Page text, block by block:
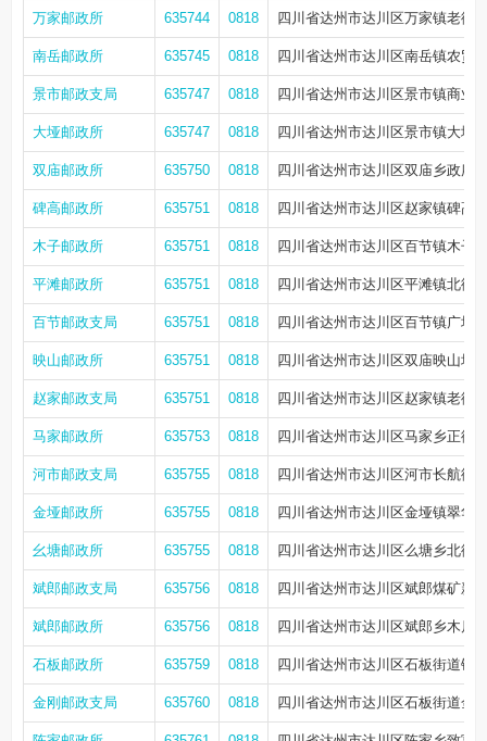
万家邮政所 635744 0818 四川省达州市达川区万家镇老街2
南岳邮政所 635745 0818 四川省达州市达川区南岳镇农贸
景市邮政支局 635747 0818 四川省达州市达川区景市镇商业
大垭邮政所 635747 0818 四川省达州市达川区景市镇大垭
双庙邮政所 635750 0818 四川省达州市达川区双庙乡政府
碑高邮政所 635751 0818 四川省达州市达川区赵家镇碑高
木子邮政所 635751 0818 四川省达州市达川区百节镇木子
平滩邮政所 635751 0818 四川省达州市达川区平滩镇北街8
百节邮政支局 635751 0818 四川省达州市达川区百节镇广场
映山邮政所 635751 0818 四川省达州市达川区双庙映山场
赵家邮政支局 635751 0818 四川省达州市达川区赵家镇老街
马家邮政所 635753 0818 四川省达州市达川区马家乡正街
河市邮政支局 635755 0818 四川省达州市达川区河市长航街
金垭邮政所 635755 0818 四川省达州市达川区金垭镇翠华
幺塘邮政所 635755 0818 四川省达州市达川区么塘乡北街1
斌郎邮政支局 635756 0818 四川省达州市达川区斌郎煤矿新
斌郎邮政所 635756 0818 四川省达州市达川区斌郎乡木瓜
石板邮政所 635759 0818 四川省达州市达川区石板街道铜
金刚邮政支局 635760 0818 四川省达州市达川区石板街道金